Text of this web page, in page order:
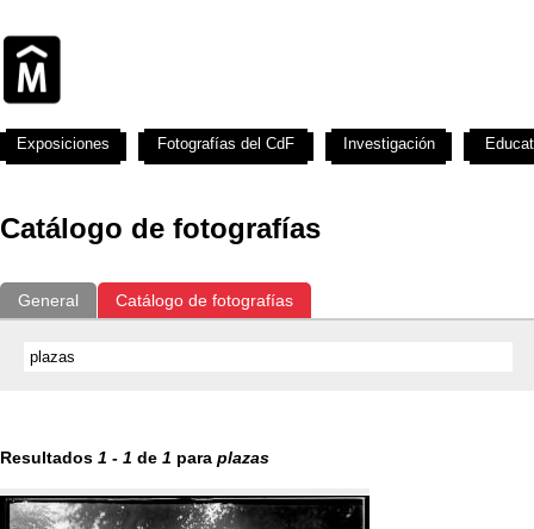
Catálogo de fotografías
General Catálogo de fotografías
Resultados 1 - 1 de 1 para plazas
Exposiciones Fotografías del CdF Investigación